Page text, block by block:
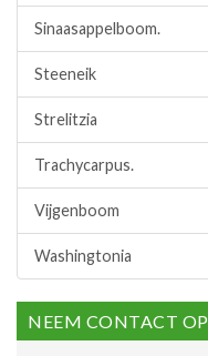
Sinaasappelboom.
Steeneik
Strelitzia
Trachycarpus.
Vijgenboom
Washingtonia
NEEM CONTACT OP